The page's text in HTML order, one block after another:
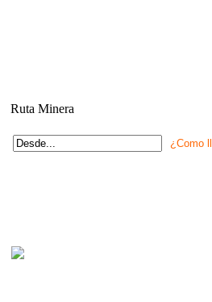
Ruta Minera